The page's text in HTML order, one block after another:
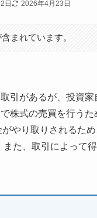
日 2026年4月23日
まれています。
引があるが、投資
株式の売買を行う
やり取りされるた
た、取引によって